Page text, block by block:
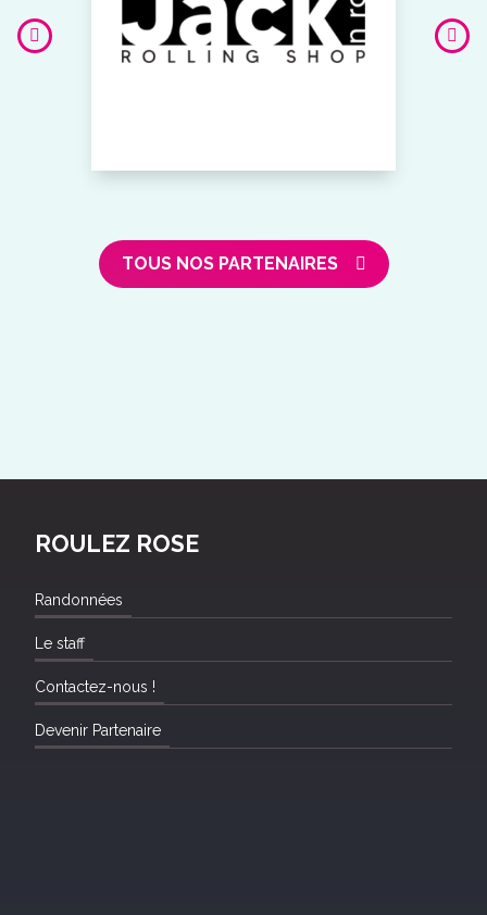
TOUS NOS PARTENAIRES
ROULEZ ROSE
Randonnées
Le staff
Contactez-nous !
Devenir Partenaire